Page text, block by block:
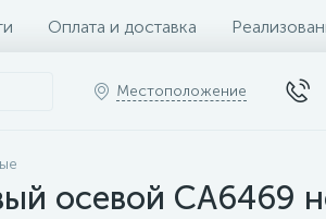
Оплата и доставка
Местоположение
осевой CA6469